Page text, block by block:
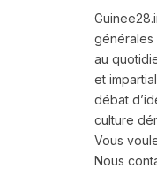
générales
au
et
débat
culture
Vous
Nous